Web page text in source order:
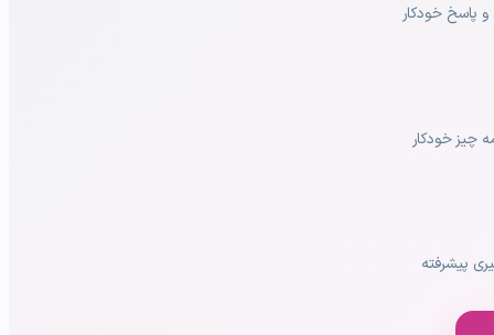
پاسخ خودکار
چیز خودکار
پیشرفته